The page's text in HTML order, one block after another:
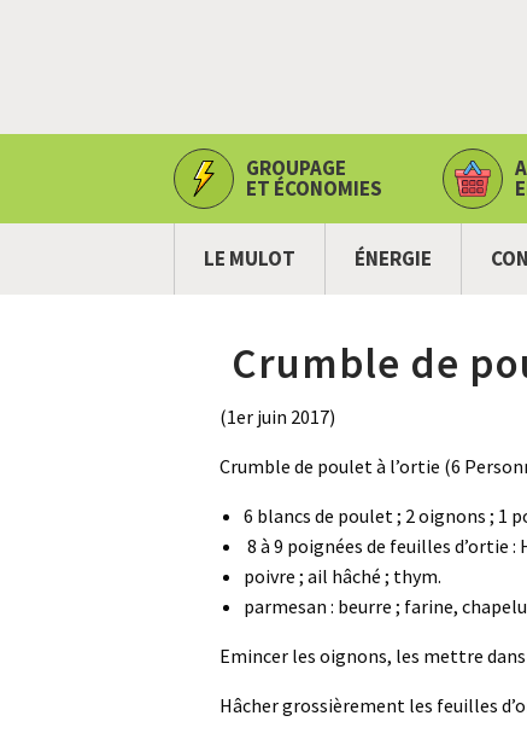
GROUPAGE
ET ÉCONOMIES
LE MULOT ÉNERGIE
Crumble de
(1er juin 2017)
Crumble de poulet à l’ortie (6
6 blancs de poulet ; 2 oignons ; 1
8 à 9 poignées de feuilles d’ortie :
poivre ; ail hâché ; thym.
parmesan : beurre ; farine,
Emincer les oignons, les mettre
Hâcher grossièrement les feuilles